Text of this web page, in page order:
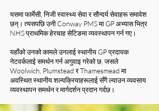
यसमा फार्मेसी, निजी स्वास्थ्य सेवा र सौन्दर्य सेवाहरू समावेश
छन्। त्यसपछि उनी Conway PMS मा GP अभ्यास भित्र
NHS प्राथमिक हेरचाह सेटिङमा व्यवस्थापन गर्न गए।
यहाँको उनको कामले उनलाई स्थानीय GP प्रदायक
नेटवर्कलाई समर्थन गर्न अगुवाइ गरेको छ, जसले
Woolwich, Plumstead र Thamesmead मा
अवस्थित स्थानीय शल्यक्रियाहरूलाई सँगै ल्याउन व्यवसाय
व्यवस्थापन समर्थन र मार्गदर्शन प्रदान गर्दछ।